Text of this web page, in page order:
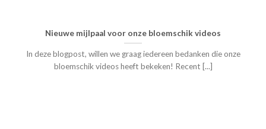
Nieuwe mijlpaal voor onze bloemschik videos
In deze blogpost, willen we graag iedereen bedanken die onze
bloemschik videos heeft bekeken! Recent [...]